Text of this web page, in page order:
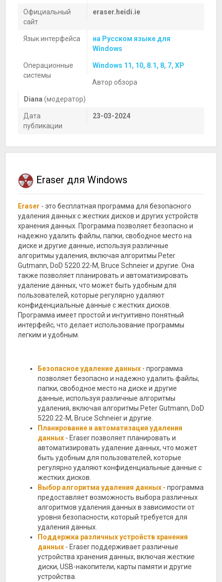
Официальный
сайт
eraser.heidi.ie
Язык интерфейса
на Русском языке для
Windows
Операционные
системы
Windows 11, 10, 8.1, 8, 7, XP
Автор обзора
Diana (модератор)
Дата
публикации
23-03-2024
Eraser для Windows
Eraser - это бесплатная программа для безопасного
удаления данных с жестких дисков и других устройств
хранения данных. Программа позволяет безопасно и
надежно удалить файлы, папки, свободное место на
диске и другие данные, используя различные
алгоритмы удаления, включая алгоритмы Peter
Gutmann, DoD 5220.22-M, Bruce Schneier и другие. Она
также позволяет планировать и автоматизировать
удаление данных, что может быть удобным для
пользователей, которые регулярно удаляют
конфиденциальные данные с жестких дисков.
Программа имеет простой и интуитивно понятный
интерфейс, что делает использование программы
легким и удобным.
Безопасное удаление данных - программа
позволяет безопасно и надежно удалить файлы,
папки, свободное место на диске и другие
данные, используя различные алгоритмы
удаления, включая алгоритмы Peter Gutmann, DoD
5220.22-M, Bruce Schneier и другие.
Планирование и автоматизация удаления
данных - Eraser позволяет планировать и
автоматизировать удаление данных, что может
быть удобным для пользователей, которые
регулярно удаляют конфиденциальные данные с
жестких дисков.
Выбор алгоритма удаления данных - программа
предоставляет возможность выбора различных
алгоритмов удаления данных в зависимости от
уровня безопасности, который требуется для
удаления данных.
Поддержка различных устройств хранения
данных - Eraser поддерживает различные
устройства хранения данных, включая жесткие
диски, USB-накопители, карты памяти и другие
устройства.